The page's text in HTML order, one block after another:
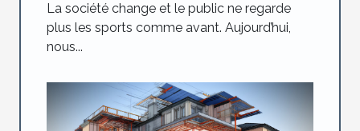
La société change et le public ne regarde
plus les sports comme avant. Aujourd’hui,
nous...